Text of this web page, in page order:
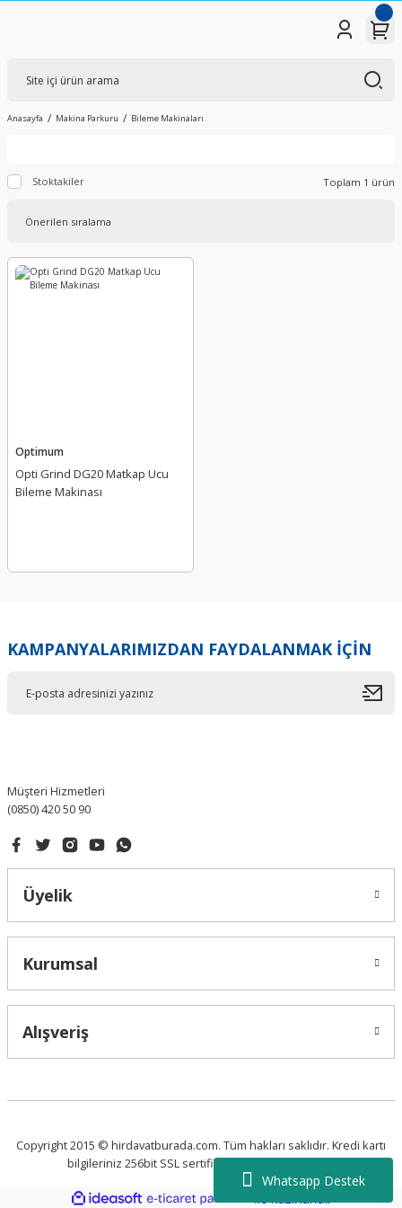
Whatsapp Destek
Anasayfa Makina Parkuru Bileme Makinaları
Stoktakiler Toplam 1 ürün
Optimum
Opti Grind DG20 Matkap Ucu
Bileme Makinası
KAMPANYALARIMIZDAN FAYDALANMAK İÇİN
Müşteri Hizmetleri
(0850) 420 50 90
Üyelik
Kurumsal
Alışveriş
Copyright 2015 © hirdavatburada.com. Tüm hakları saklıdır. Kredi kartı
bilgileriniz 256bit SSL sertifikası ile korunmaktadır.
ideasoft